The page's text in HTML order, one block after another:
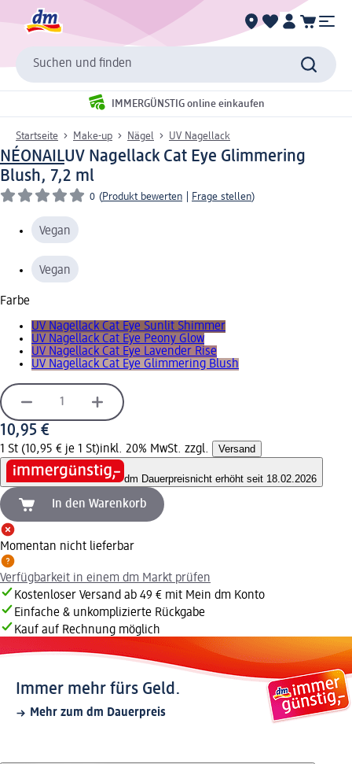
Suchen und finden
IMMERGÜNSTIG online einkaufen
Startseite Make-up Nägel UV Nagellack
NÉONAILUV Nagellack Cat Eye Glimmering
Blush, 7,2 ml
0 (Produkt bewerten Frage stellen)
Vegan
Vegan
Farbe
UV Nagellack Cat Eye Sunlit Shimmer
UV Nagellack Cat Eye Peony Glow
UV Nagellack Cat Eye Lavender Rise
UV Nagellack Cat Eye Glimmering Blush
10,95 €
1 St (10,95 € je 1 St)inkl. 20% MwSt. zzgl. Versand
dm Dauerpreisnicht erhöht seit 18.02.2026
In den Warenkorb
Momentan nicht lieferbar
Verfügbarkeit in einem dm Markt prüfen
Kostenloser Versand ab 49 € mit Mein dm Konto
Einfache & unkomplizierte Rückgabe
Kauf auf Rechnung möglich
Immer mehr fürs Geld.
Mehr zum dm Dauerpreis